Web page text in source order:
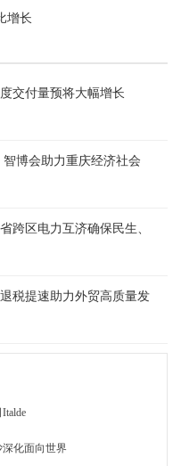
增长
交付量预将大幅增长
博会助力重庆经济社会
跨区电力互济确保民生、
税提速助力外贸高质量发
化面向世界